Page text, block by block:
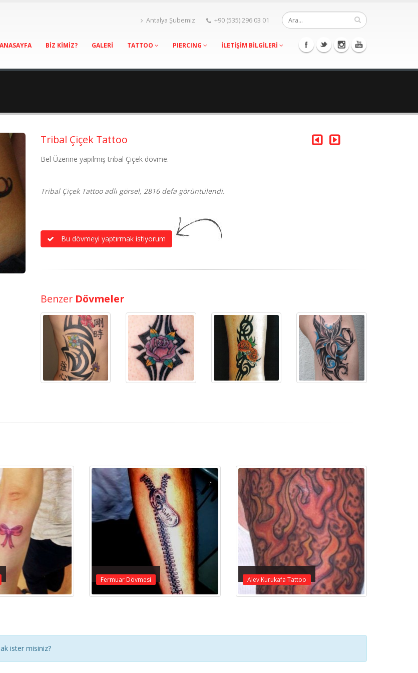
Antalya Şubemiz +90 (535) 296 03 01
ANASAYFA BİZ KİMİZ? GALERİ TATTOO PIERCING İLETİŞİM BİLGİLERİ
Tribal Çiçek Tattoo
Bel Üzerine yapılmış tribal Çiçek dövme.
Tribal Çiçek Tattoo adlı görsel, 2816 defa görüntülendi.
Bu dövmeyi yaptırmak istiyorum
Benzer Dövmeler
Fermuar Dövmesi Alev Kurukafa Tattoo
ister misiniz?